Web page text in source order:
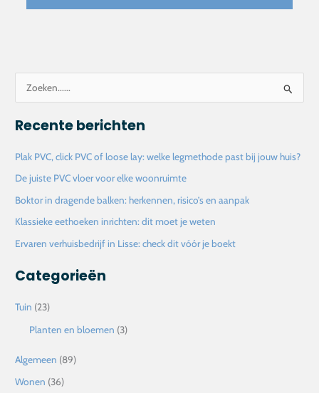
e
a
r
:
Recente berichten
Plak PVC, click PVC of loose lay: welke legmethode past bij jouw huis?
De juiste PVC vloer voor elke woonruimte
Boktor in dragende balken: herkennen, risico’s en aanpak
Klassieke eethoeken inrichten: dit moet je weten
Ervaren verhuisbedrijf in Lisse: check dit vóór je boekt
Categorieën
Tuin (23)
Planten en bloemen (3)
Algemeen (89)
Wonen (36)